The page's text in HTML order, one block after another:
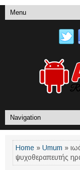
Home » Umum »
ψυχοθεραπευτής